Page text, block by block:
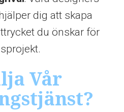
dig att skapa
du önskar för
Vår